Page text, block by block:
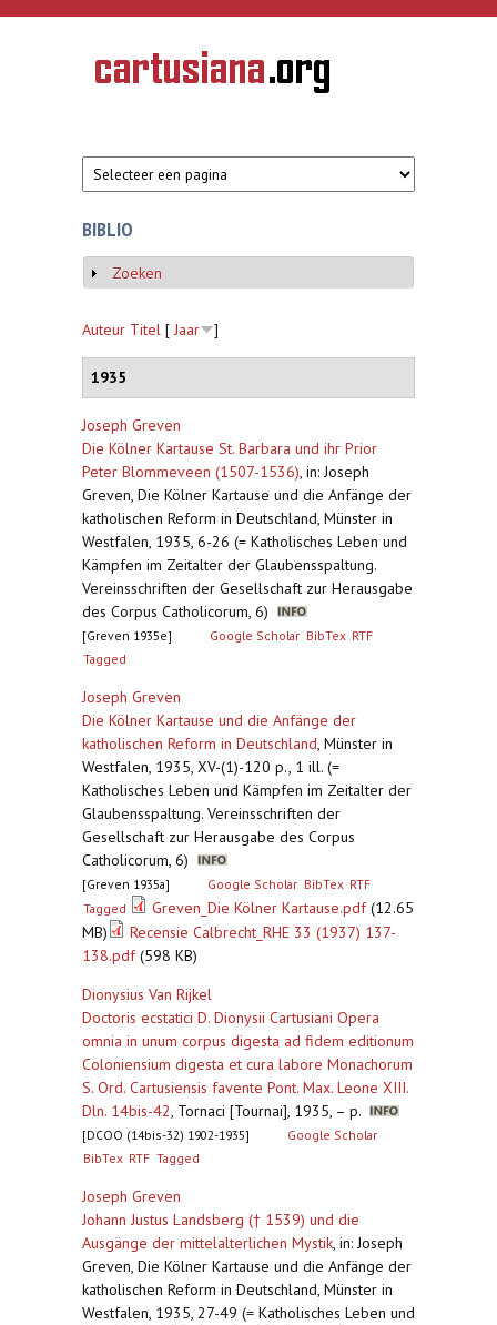
Overslaan en naar de inhoud gaan
CARTUSIANA
Geschiedenis
van de
BIBLIO
Weergeven
Zoeken
Auteur Titel [ Jaar ]
1935
Joseph Greven
Die Kölner Kartause St. Barbara und ihr Prior
Peter Blommeveen (1507-1536), in: Joseph
Greven, Die Kölner Kartause und die Anfänge der
katholischen Reform in Deutschland, Münster in
Westfalen, 1935, 6-26 (= Katholisches Leben und
Kämpfen im Zeitalter der Glaubensspaltung.
Vereinsschriften der Gesellschaft zur Herausgabe
des Corpus Catholicorum, 6)
[Greven 1935e] Google Scholar BibTex RTF
Tagged
Joseph Greven
Die Kölner Kartause und die Anfänge der
katholischen Reform in Deutschland, Münster in
Westfalen, 1935, XV-(1)-120 p., 1 ill. (=
Katholisches Leben und Kämpfen im Zeitalter der
Glaubensspaltung. Vereinsschriften der
Gesellschaft zur Herausgabe des Corpus
Catholicorum, 6)
[Greven 1935a] Google Scholar BibTex RTF
Tagged
Greven_Die Kölner Kartause.pdf(12.65
MB)
Recensie Calbrecht_RHE 33 (1937) 137-
138.pdf(598 KB)
Dionysius Van Rijkel
Doctoris ecstatici D. Dionysii Cartusiani Opera
omnia in unum corpus digesta ad fidem editionum
Coloniensium digesta et cura labore Monachorum
S. Ord. Cartusiensis favente Pont. Max. Leone XIII.
Dln. 14bis-42, Tornaci [Tournai], 1935, – p.
[DCOO (14bis-32) 1902-1935]
Google Scholar
BibTex RTF Tagged
Joseph Greven
Johann Justus Landsberg († 1539) und die
Ausgänge der mittelalterlichen Mystik, in: Joseph
Greven, Die Kölner Kartause und die Anfänge der
katholischen Reform in Deutschland, Münster in
Westfalen, 1935, 27-49 (= Katholisches Leben und